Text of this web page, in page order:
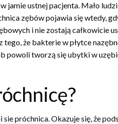
jamie ustnej pacjenta. Mało
zębów pojawia się wtedy,
i nie zostają całkowicie
tego, że bakterie w płytce
powoli tworzą się ubytki w
próchnica. Okazuje się, że